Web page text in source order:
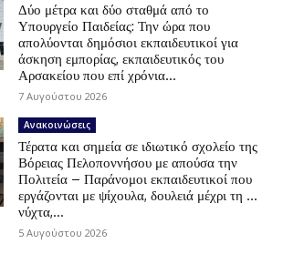
Δύο μέτρα και δύο σταθμά από το
Υπουργείο Παιδείας: Την ώρα που
απολύονται δημόσιοι εκπαιδευτικοί για
άσκηση εμπορίας, εκπαιδευτικός του
Αρσακείου που επί χρόνια...
7 Αυγούστου 2026
Ανακοινώσεις
Τέρατα και σημεία σε ιδιωτικό σχολείο της
Βόρειας Πελοποννήσου με απούσα την
Πολιτεία – Παράνομοι εκπαιδευτικοί που
εργάζονται με ψίχουλα, δουλειά μέχρι τη …
νύχτα,...
5 Αυγούστου 2026